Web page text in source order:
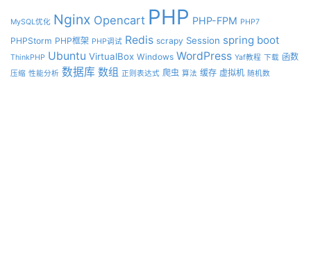
MySQL优化 Nginx Opencart PHP PHP-FPM PHP7
PHPStorm PHP框架 PHP调试 Redis scrapy Session spring boot
ThinkPHP Ubuntu VirtualBox Windows WordPress Yaf教程 下载 函数
压缩 性能分析 数据库 数组 正则表达式 爬虫 算法 缓存 虚拟机 随机数